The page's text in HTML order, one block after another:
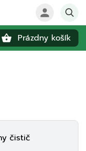
Prázdny košík
čistič